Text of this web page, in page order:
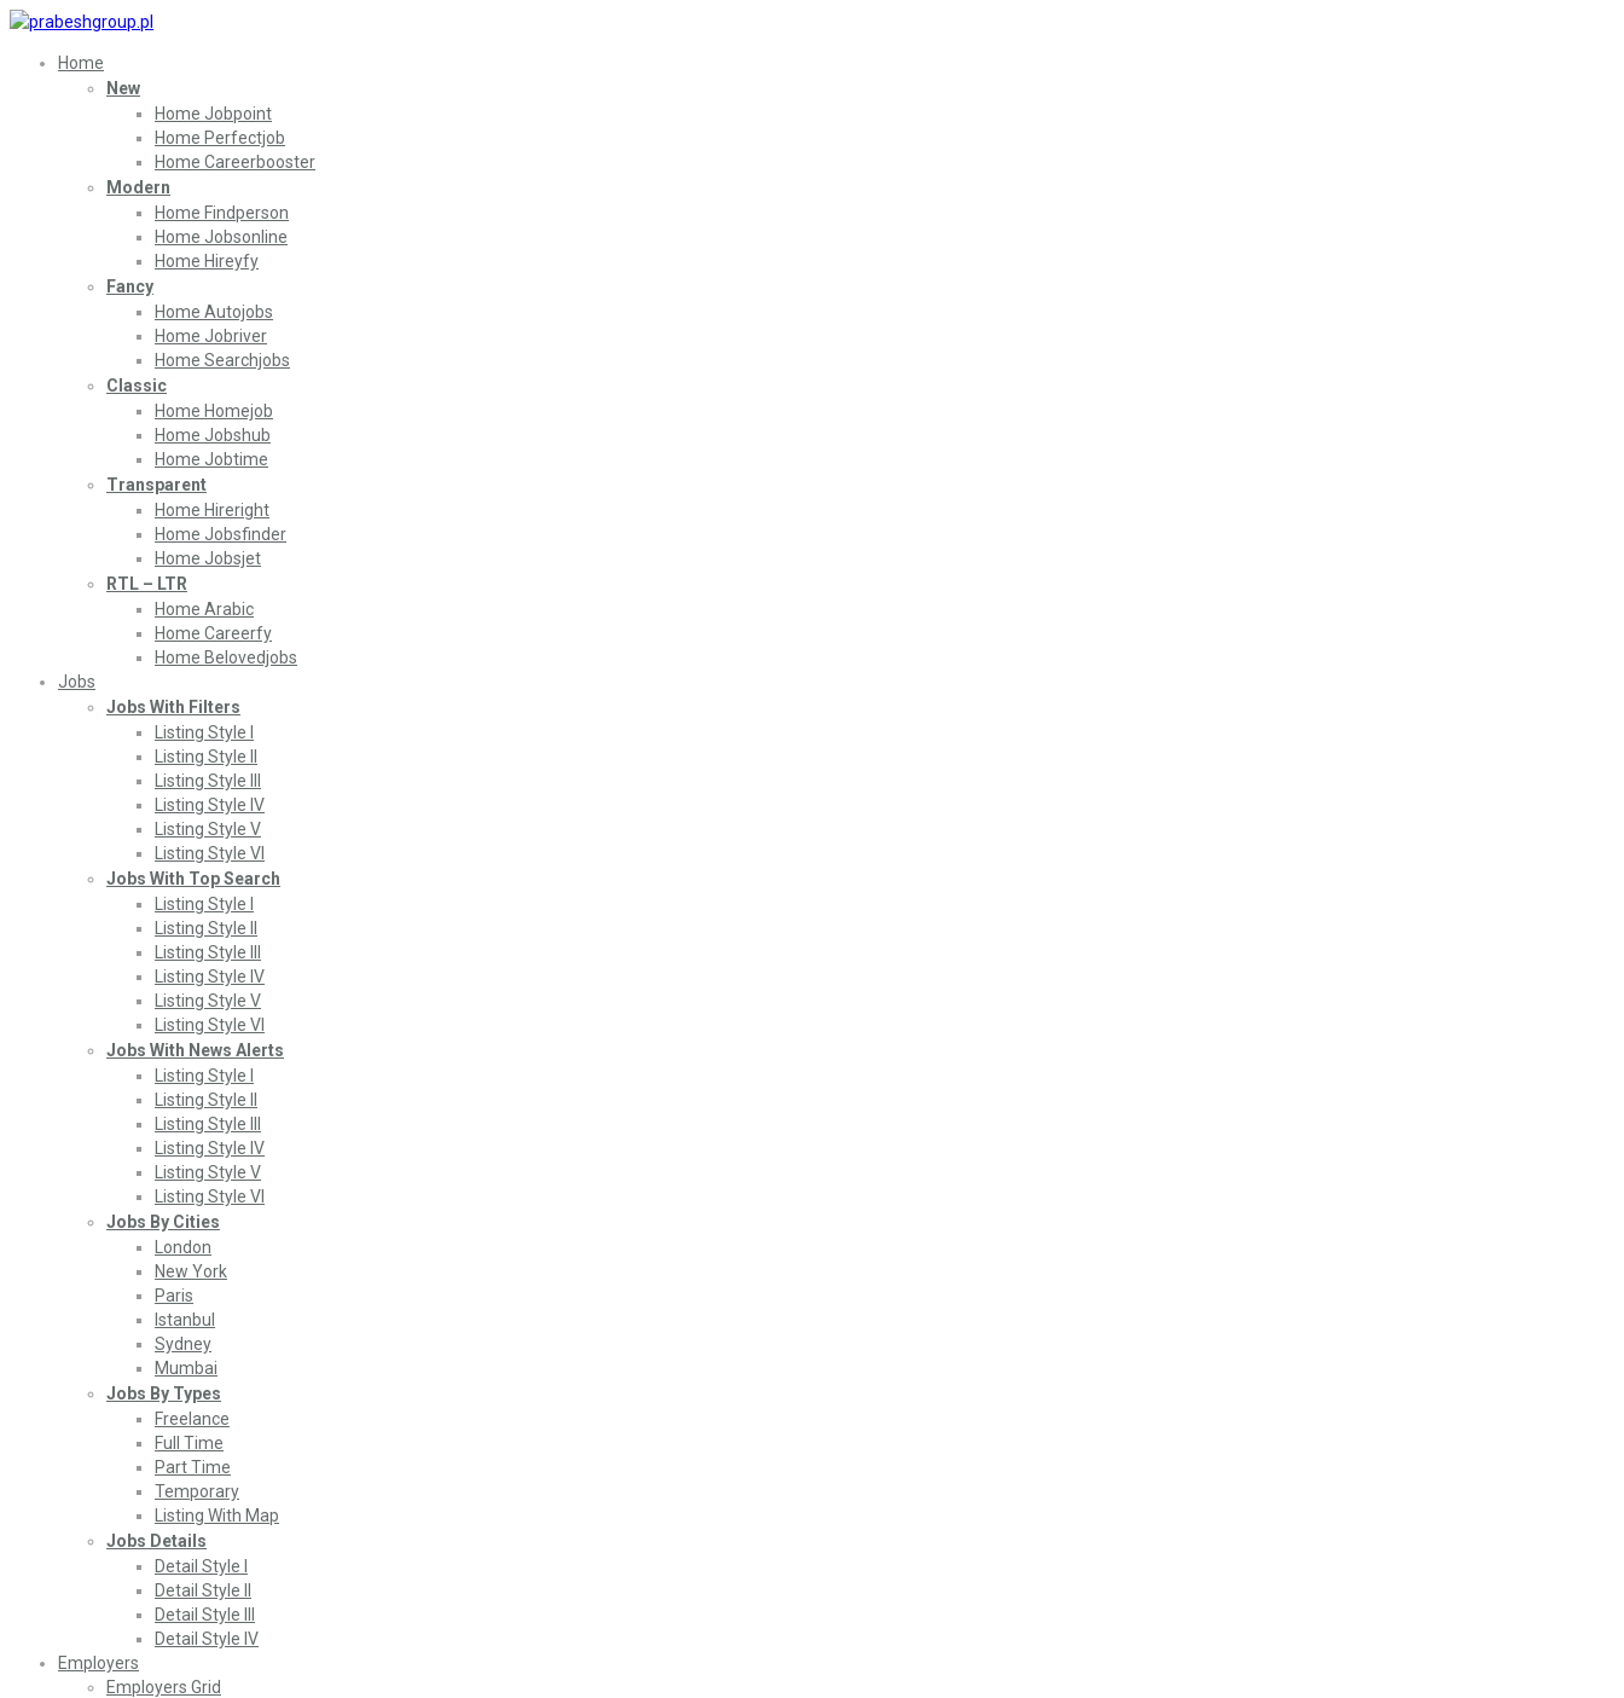
Home
New
Home Jobpoint
Home Perfectjob
Home Careerbooster
Modern
Home Findperson
Home Jobsonline
Home Hireyfy
Fancy
Home Autojobs
Home Jobriver
Home Searchjobs
Classic
Home Homejob
Home Jobshub
Home Jobtime
Transparent
Home Hireright
Home Jobsfinder
Home Jobsjet
RTL – LTR
Home Arabic
Home Careerfy
Home Belovedjobs
Jobs
Jobs With Filters
Listing Style I
Listing Style II
Listing Style III
Listing Style IV
Listing Style V
Listing Style VI
Jobs With Top Search
Listing Style I
Listing Style II
Listing Style III
Listing Style IV
Listing Style V
Listing Style VI
Jobs With News Alerts
Listing Style I
Listing Style II
Listing Style III
Listing Style IV
Listing Style V
Listing Style VI
Jobs By Cities
London
New York
Paris
Istanbul
Sydney
Mumbai
Jobs By Types
Freelance
Full Time
Part Time
Temporary
Listing With Map
Jobs Details
Detail Style I
Detail Style II
Detail Style III
Detail Style IV
Employers
Employers Grid